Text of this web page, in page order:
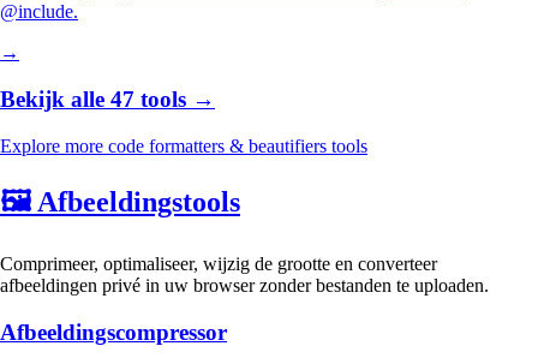
@include.
→
Bekijk alle 47 tools →
Explore more code formatters & beautifiers tools
🖼️Afbeeldingstools
Comprimeer, optimaliseer, wijzig de grootte en converteer
afbeeldingen privé in uw browser zonder bestanden te uploaden.
Afbeeldingscompressor